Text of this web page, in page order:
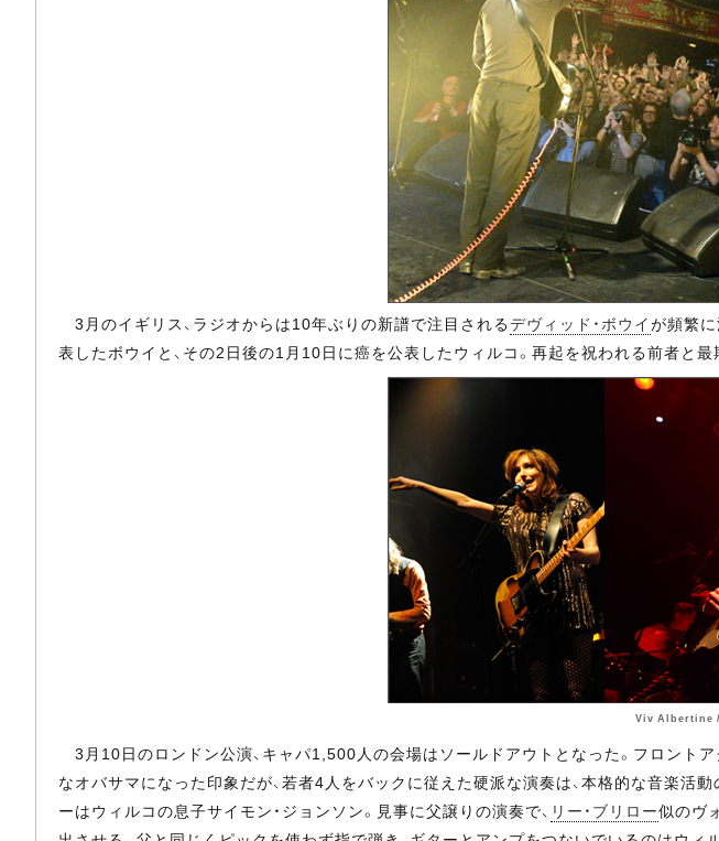
3月のイギリス、ラジオからは10年ぶりの新譜で注目されるデヴィッド・ボウイが頻繁
表したボウイと、その2日後の1月10日に癌を公表したウィルコ。再起を祝われる前者と
Viv Albertine
3月10日のロンドン公演、キャパ1,500人の会場はソールドアウトとなった。フロントア
なオバサマになった印象だが、若者4人をバックに従えた硬派な演奏は、本格的な音楽活
ーはウィルコの息子サイモン・ジョンソン。見事に父譲りの演奏で、 リー・ブリロー似のヴ